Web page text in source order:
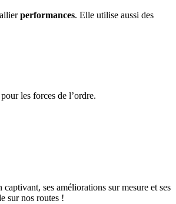
performances. Elle utilise aussi des
les forces de l’ordre.
ses améliorations sur mesure et ses
sur nos routes !